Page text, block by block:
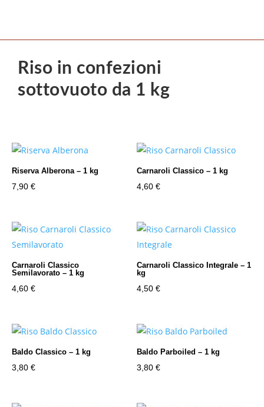
Riso in confezioni
sottovuoto da 1 kg
Riserva Alberona – 1 kg
7,90 €
Carnaroli Classico – 1 kg
4,60€
Carnaroli Classico
Semilavorato – 1 kg
4,60 €
Carnaroli Classico Integrale – 1
kg
4,50€
Baldo Classico – 1 kg
3,80 €
Baldo Parboiled – 1 kg
3,80€